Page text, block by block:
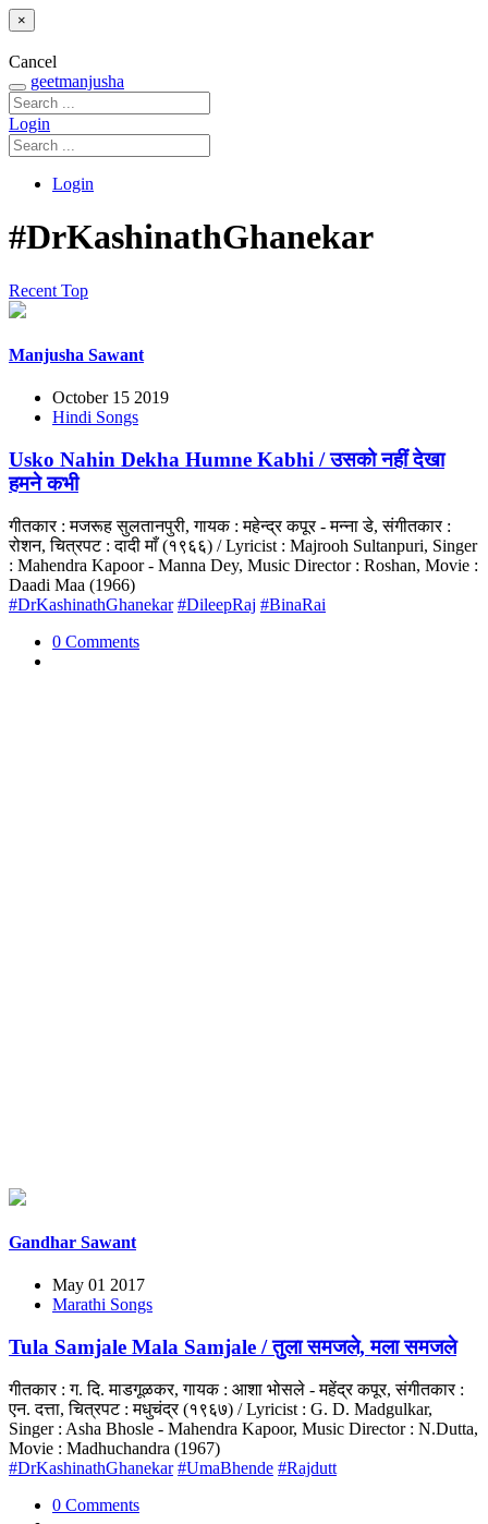
×
Cancel
geetmanjusha
Login
Login
#DrKashinathGhanekar
Recent Top
Manjusha Sawant
October 15 2019
Hindi Songs
Usko Nahin Dekha Humne Kabhi / उसको नहीं देखा
हमने कभी
गीतकार : मजरूह सुलतानपुरी, गायक : महेन्द्र कपूर - मन्ना डे, संगीतकार :
रोशन, चित्रपट : दादी माँ (१९६६) / Lyricist : Majrooh Sultanpuri, Singer
: Mahendra Kapoor - Manna Dey, Music Director : Roshan, Movie :
Daadi Maa (1966)
#DrKashinathGhanekar #DileepRaj #BinaRai
0 Comments
Gandhar Sawant
May 01 2017
Marathi Songs
Tula Samjale Mala Samjale / तुला समजले, मला समजले
गीतकार : ग. दि. माडगूळकर, गायक : आशा भोसले - महेंद्र कपूर, संगीतकार :
एन. दत्ता, चित्रपट : मधुचंद्र (१९६७) / Lyricist : G. D. Madgulkar,
Singer : Asha Bhosle - Mahendra Kapoor, Music Director : N.Dutta,
Movie : Madhuchandra (1967)
#DrKashinathGhanekar #UmaBhende #Rajdutt
0 Comments